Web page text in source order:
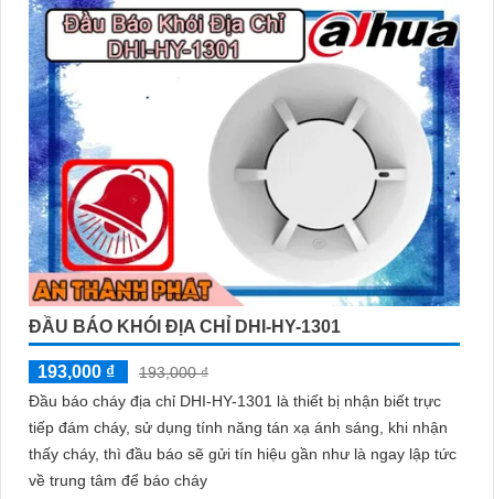
ĐẦU BÁO KHÓI ĐỊA CHỈ DHI-HY-1301
193,000 ₫
193,000 ₫
Đầu báo cháy địa chỉ DHI-HY-1301 là thiết bị nhận biết trực
tiếp đám cháy, sử dụng tính năng tán xạ ánh sáng, khi nhận
thấy cháy, thì đầu báo sẽ gửi tín hiệu gần như là ngay lập tức
về trung tâm để báo cháy